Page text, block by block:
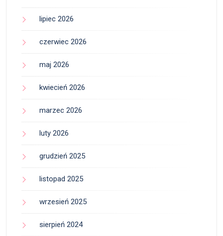
lipiec 2026
czerwiec 2026
maj 2026
kwiecień 2026
marzec 2026
luty 2026
grudzień 2025
listopad 2025
wrzesień 2025
sierpień 2024